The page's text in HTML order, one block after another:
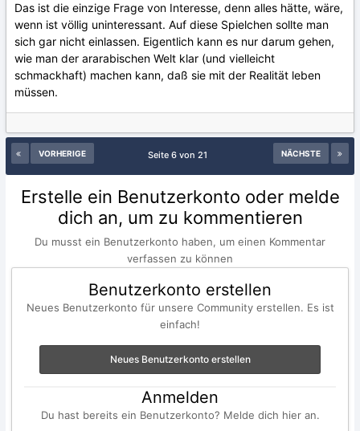
Das ist die einzige Frage von Interesse, denn alles hätte, wäre,
wenn ist völlig uninteressant. Auf diese Spielchen sollte man
sich gar nicht einlassen. Eigentlich kann es nur darum gehen,
wie man der ararabischen Welt klar (und vielleicht
schmackhaft) machen kann, daß sie mit der Realität leben
müssen.
VORHERIGE NÄCHSTE
Seite 6 von 21
Erstelle ein Benutzerkonto oder melde
dich an, um zu kommentieren
Du musst ein Benutzerkonto haben, um einen Kommentar
verfassen zu können
Benutzerkonto erstellen
Neues Benutzerkonto für unsere Community erstellen. Es ist
einfach!
Neues Benutzerkonto erstellen
Anmelden
Du hast bereits ein Benutzerkonto? Melde dich hier an.